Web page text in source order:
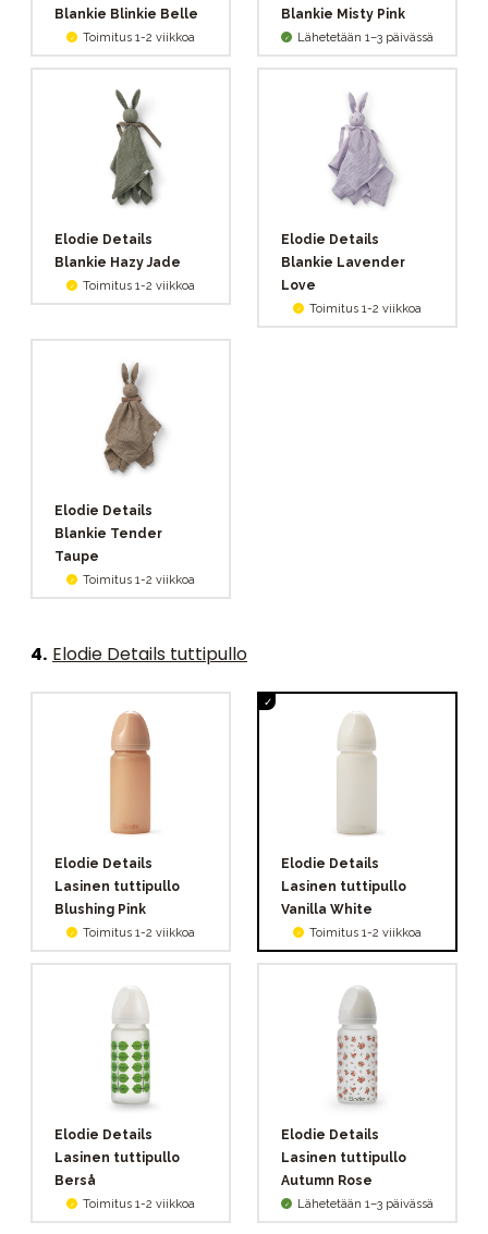
Blankie Blinkie Belle
Toimitus 1-2 viikkoa
Blankie Misty Pink
Lähetetään 1–3 päivässä
Elodie Details
Blankie Hazy Jade
Toimitus 1-2 viikkoa
Elodie Details
Blankie Lavender
Love
Toimitus 1-2 viikkoa
Elodie Details
Blankie Tender
Taupe
Toimitus 1-2 viikkoa
4. Elodie Details tuttipullo
Elodie Details
Lasinen tuttipullo
Blushing Pink
Toimitus 1-2 viikkoa
Elodie Details
Lasinen tuttipullo
Vanilla White
Toimitus 1-2 viikkoa
Elodie Details
Lasinen tuttipullo
Berså
Toimitus 1-2 viikkoa
Elodie Details
Lasinen tuttipullo
Autumn Rose
Lähetetään 1–3 päivässä